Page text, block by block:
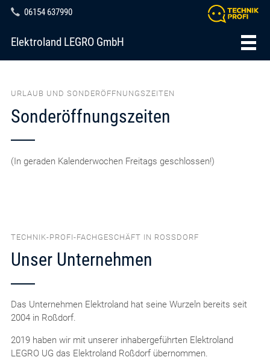
06154 637990
Elektroland LEGRO GmbH
URLAUB UND SONDERÖFFNUNGSZEITEN
Sonderöffnungszeiten
(In geraden Kalenderwochen Freitags geschlossen!)
TECHNIK-PROFI-FACHGESCHÄFT IN ROSSDORF
Unser Unternehmen
Das Unternehmen Elektroland hat seine Wurzeln bereits seit
2004 in Roßdorf.
2019 haben wir mit unserer inhabergeführten Elektroland
LEGRO UG das Elektroland Roßdorf übernommen.